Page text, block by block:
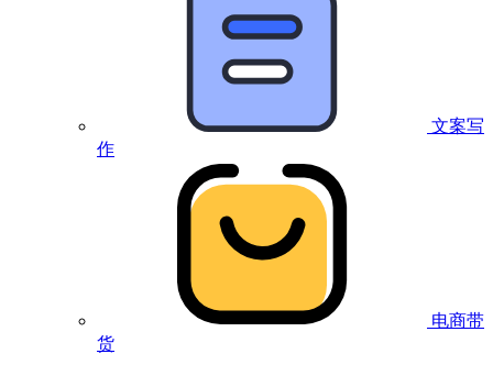
文案写
作
电商带
货